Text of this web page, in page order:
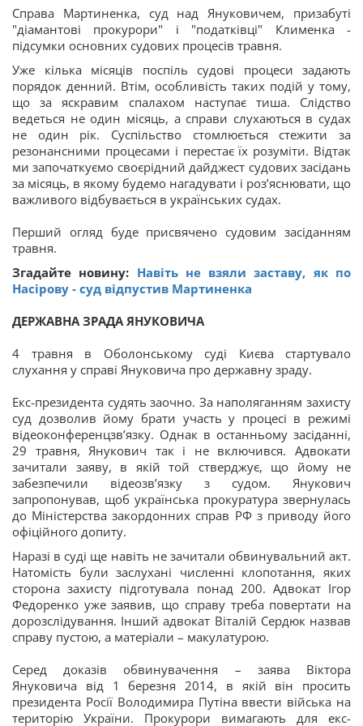
Справа Мартиненка, суд над Януковичем, призабуті
"діамантові прокурори" і "податківці" Клименка -
підсумки основних судових процесів травня.
Уже кілька місяців поспіль судові процеси задають
порядок денний. Втім, особливість таких подій у тому,
що за яскравим спалахом наступає тиша. Слідство
ведеться не один місяць, а справи слухаються в судах
не один рік. Суспільство стомлюється стежити за
резонансними процесами і перестає їх розуміти. Відтак
ми започаткуємо своєрідний дайджест судових засідань
за місяць, в якому будемо нагадувати і роз’яснювати, що
важливого відбувається в українських судах.
Перший огляд буде присвячено судовим засіданням
травня.
Згадайте новину: Навіть не взяли заставу, як по
Насірову - суд відпустив Мартиненка
ДЕРЖАВНА ЗРАДА ЯНУКОВИЧА
4 травня в Оболонському суді Києва стартувало
слухання у справі Януковича про державну зраду.
Екс-президента судять заочно. За наполяганням захисту
суд дозволив йому брати участь у процесі в режимі
відеоконференцзв’язку. Однак в останньому засіданні,
29 травня, Янукович так і не включився. Адвокати
зачитали заяву, в якій той стверджує, що йому не
забезпечили відеозв’язку з судом. Янукович
запропонував, щоб українська прокуратура звернулась
до Міністерства закордонних справ РФ з приводу його
офіційного допиту.
Наразі в суді ще навіть не зачитали обвинувальний акт.
Натомість були заслухані численні клопотання, яких
сторона захисту підготувала понад 200. Адвокат Ігор
Федоренко уже заявив, що справу треба повертати на
дорозслідування. Інший адвокат Віталій Сердюк назвав
справу пустою, а матеріали – макулатурою.
Серед доказів обвинувачення – заява Віктора
Януковича від 1 березня 2014, в якій він просить
президента Росії Володимира Путіна ввести війська на
територію України. Прокурори вимагають для екс-